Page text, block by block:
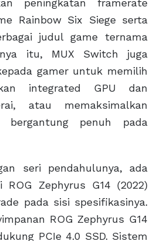
dan akan berpengaruh
loading di dalam game
berbagai aplikasi.
ROG Zephyrus G14
CPU AMD Ryzen 9
Radeon RX 6800S:
hardware yang lebih
G14 (2022) pun harus
pendingin yang lebih
ASUS membekali laptop